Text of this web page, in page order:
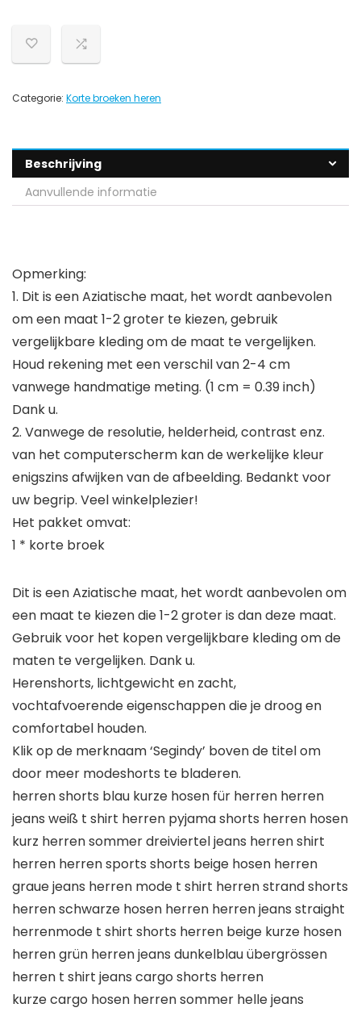
Categorie: Korte broeken heren
Beschrijving
Aanvullende informatie
Opmerking:
1. Dit is een Aziatische maat, het wordt aanbevolen
om een maat 1-2 groter te kiezen, gebruik
vergelijkbare kleding om de maat te vergelijken.
Houd rekening met een verschil van 2-4 cm
vanwege handmatige meting. (1 cm = 0.39 inch)
Dank u.
2. Vanwege de resolutie, helderheid, contrast enz.
van het computerscherm kan de werkelijke kleur
enigszins afwijken van de afbeelding. Bedankt voor
uw begrip. Veel winkelplezier!
Het pakket omvat:
1 * korte broek
Dit is een Aziatische maat, het wordt aanbevolen om
een maat te kiezen die 1-2 groter is dan deze maat.
Gebruik voor het kopen vergelijkbare kleding om de
maten te vergelijken. Dank u.
Herenshorts, lichtgewicht en zacht,
vochtafvoerende eigenschappen die je droog en
comfortabel houden.
Klik op de merknaam ‘Segindy’ boven de titel om
door meer modeshorts te bladeren.
herren shorts blau kurze hosen für herren herren
jeans weiß t shirt herren pyjama shorts herren hosen
kurz herren sommer dreiviertel jeans herren shirt
herren herren sports shorts beige hosen herren
graue jeans herren mode t shirt herren strand shorts
herren schwarze hosen herren herren jeans straight
herrenmode t shirt shorts herren beige kurze hosen
herren grün herren jeans dunkelblau übergrössen
herren t shirt jeans cargo shorts herren
kurze cargo hosen herren sommer helle jeans